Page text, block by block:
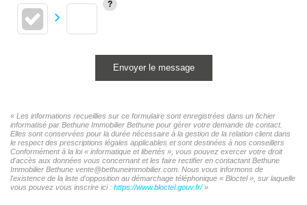
Envoyer le message
« Les informations recueillies sur ce formulaire sont enregistrées dans un fichier
informatisé par Bethune Immobilier Bethune pour gérer votre demande de contact.
Elles sont conservées pour la durée nécessaire à la gestion de la relation client dans
le respect des prescriptions légales applicables et sont destinées à nos conseillers
Conformément à la loi « informatique et libertés », vous pouvez exercer votre droit
d'accès aux données vous concernant et les faire rectifier en contactant Bethune
Immobilier Bethune vente@bethuneimmobilier.com. Nous vous informons de
l'existence de la liste d'opposition au démarchage téléphonique « Bloctel », sur laquelle
vous pouvez vous inscrire ici : https://www.bloctel.gouv.fr/»